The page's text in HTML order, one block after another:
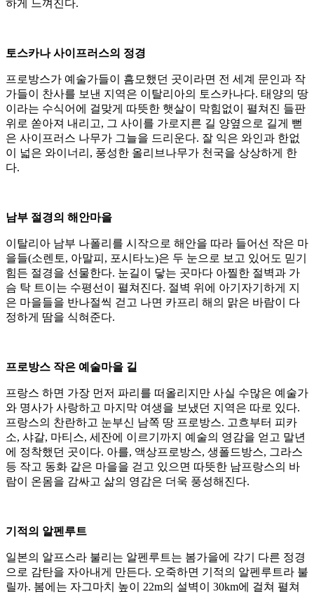
하게 느껴진다.
토스카나 사이프러스의 정경
프로방스가 예술가들이 흠모했던 곳이라면 전 세계 문인과 작
가들이 찬사를 보낸 지역은 이탈리아의 토스카나다. 태양의 땅
이라는 수식어에 걸맞게 따뜻한 햇살이 막힘없이 펼쳐진 들판
위로 쏟아져 내리고, 그 사이를 가로지른 길 양옆으로 길게 뻗
은 사이프러스 나무가 그늘을 드리운다. 잘 익은 와인과 한없
이 넓은 와이너리, 풍성한 올리브나무가 천국을 상상하게 한
다.
남부 절경의 해안마을
이탈리아 남부 나폴리를 시작으로 해안을 따라 들어선 작은 마
을들(소렌토, 아말피, 포시타노)은 두 눈으로 보고 있어도 믿기
힘든 절경을 선물한다. 눈길이 닿는 곳마다 아찔한 절벽과 가
슴 탁 트이는 수평선이 펼쳐진다. 절벽 위에 아기자기하게 지
은 마을들을 반나절씩 걷고 나면 카프리 해의 맑은 바람이 다
정하게 땀을 식혀준다.
프로방스 작은 예술마을 길
프랑스 하면 가장 먼저 파리를 떠올리지만 사실 수많은 예술가
와 명사가 사랑하고 마지막 여생을 보냈던 지역은 따로 있다.
프랑스의 찬란하고 눈부신 남쪽 땅 프로방스. 고흐부터 피카
소, 샤갈, 마티스, 세잔에 이르기까지 예술의 영감을 얻고 말년
에 정착했던 곳이다. 아를, 액상프로방스, 생폴드방스, 그라스
등 작고 동화 같은 마을을 걷고 있으면 따뜻한 남프랑스의 바
람이 온몸을 감싸고 삶의 영감은 더욱 풍성해진다.
기적의 알펜루트
일본의 알프스라 불리는 알펜루트는 봄가을에 각기 다른 정경
으로 감탄을 자아내게 만든다. 오죽하면 기적의 알펜루트라 불
릴까. 봄에는 자그마치 높이 22m의 설벽이 30km에 걸쳐 펼쳐